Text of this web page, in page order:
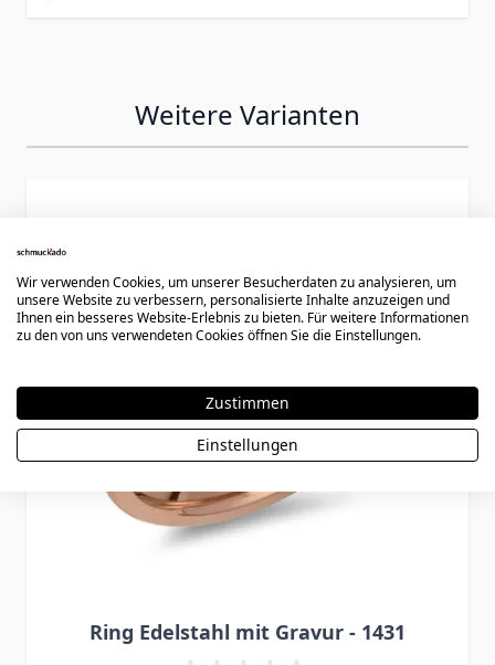
Weitere Varianten
Ring Edelstahl mit Gravur - 1431
Wir verwenden Cookies, um unserer Besucherdaten zu analysieren, um
unsere Website zu verbessern, personalisierte Inhalte anzuzeigen und
Ihnen ein besseres Website-Erlebnis zu bieten. Für weitere Informationen
zu den von uns verwendeten Cookies öffnen Sie die Einstellungen.
Zustimmen
Einstellungen